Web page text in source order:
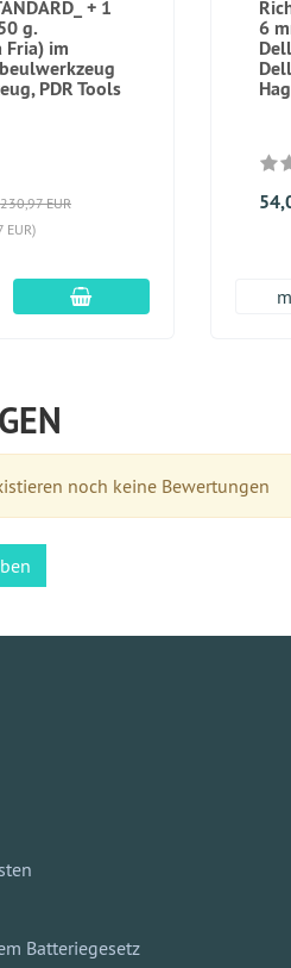
+ 1
g.
Fria) im
PDR Tools
EUR
EUR)
In den Warenkorb
6
noch keine Bewertungen
Batteriegesetz